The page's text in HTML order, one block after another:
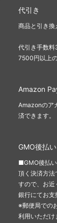
代引き
商品と引き換
代引き手数料
7500円以上
Amazon
Amazonのア
済できます。
GMO後払い
■GMO後払
頂く決済方法
すので、お近
銀行にてお支
※郵便局での
利用いただけ